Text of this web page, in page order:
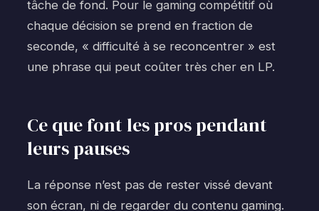
tâche de fond. Pour le gaming compétitif où
chaque décision se prend en fraction de
seconde, « difficulté à se reconcentrer » est
une phrase qui peut coûter très cher en LP.
Ce que font les pros pendant
leurs pauses
La réponse n’est pas de rester vissé devant
son écran, ni de regarder du contenu gaming.